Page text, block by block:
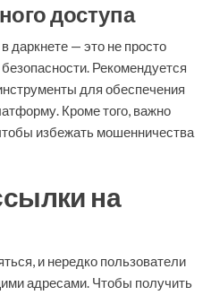
доступа
даркнете — это не просто
Рекомендуется
для обеспечения
Кроме того, важно
избежать мошенничества
на
и нередко пользователи
адресами. Чтобы получить